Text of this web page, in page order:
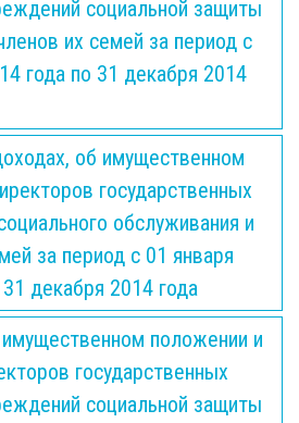
социальной защиты
их семей за период с
года по 31 декабря 2014
об имущественном
государственных
обслуживания и
за период с 01 января
декабря 2014 года
положении и
государственных
социальной защиты